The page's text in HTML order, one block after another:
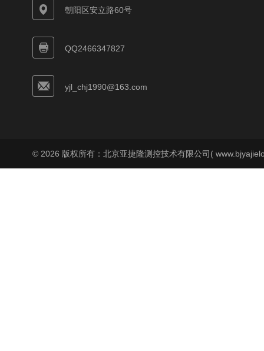
朝阳区安立路60号
QQ2466347827
yjl_chj1990@163.com
© 2026 版权所有：北京亚捷隆测控技术有限公司(